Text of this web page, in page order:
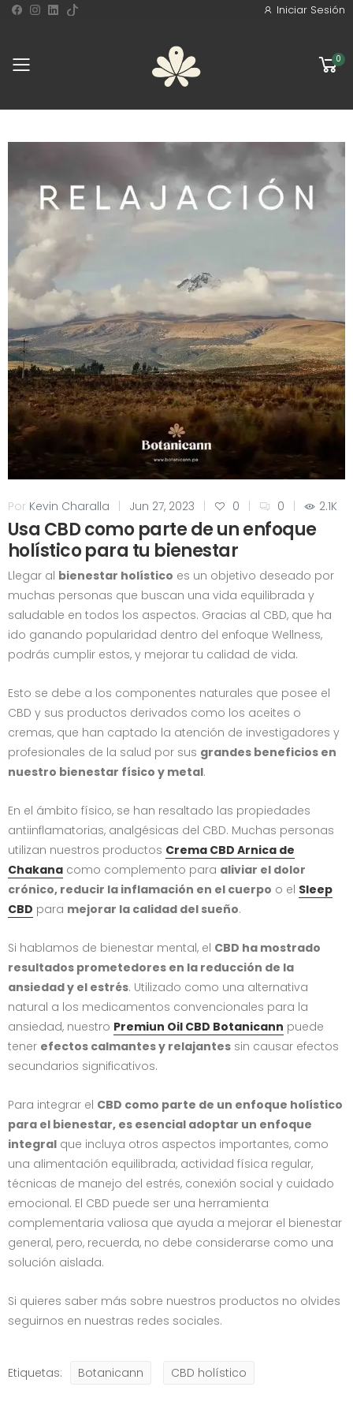
Iniciar Sesión
Toggle mobile menu
0
Por Kevin Charalla Jun 27, 2023 0 0 2.1K
Usa CBD como parte de un enfoque
holístico para tu bienestar
Llegar al bienestar holístico es un objetivo deseado por
muchas personas que buscan una vida equilibrada y
saludable en todos los aspectos. Gracias al CBD, que ha
ido ganando popularidad dentro del enfoque Wellness,
podrás cumplir estos, y mejorar tu calidad de vida.
Esto se debe a los componentes naturales que posee el
CBD y sus productos derivados como los aceites o
cremas, que han captado la atención de investigadores y
profesionales de la salud por sus grandes beneficios en
nuestro bienestar físico y metal.
En el ámbito físico, se han resaltado las propiedades
antiinflamatorias, analgésicas del CBD. Muchas personas
utilizan nuestros productos Crema CBD Arnica de
Chakana como complemento para aliviar el dolor
crónico, reducir la inflamación en el cuerpo o el Sleep
CBD para mejorar la calidad del sueño.
Si hablamos de bienestar mental, el CBD ha mostrado
resultados prometedores en la reducción de la
ansiedad y el estrés. Utilizado como una alternativa
natural a los medicamentos convencionales para la
ansiedad, nuestro Premiun Oil CBD Botanicann puede
tener efectos calmantes y relajantes sin causar efectos
secundarios significativos.
Para integrar el CBD como parte de un enfoque holístico
para el bienestar, es esencial adoptar un enfoque
integral que incluya otros aspectos importantes, como
una alimentación equilibrada, actividad física regular,
técnicas de manejo del estrés, conexión social y cuidado
emocional. El CBD puede ser una herramienta
complementaria valiosa que ayuda a mejorar el bienestar
general, pero, recuerda, no debe considerarse como una
solución aislada.
Si quieres saber más sobre nuestros productos no olvides
seguirnos en nuestras redes sociales.
Etiquetas: Botanicann CBD holístico